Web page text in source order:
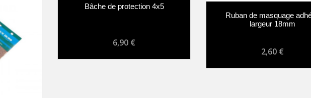
Bâche de protection 4x5
6,90 €
Ruban de masquage
largeur 18mm
2,60 €